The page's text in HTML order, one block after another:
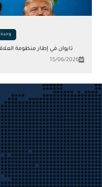
وحدة
تايوان في إطار منظومة
15/06/2026